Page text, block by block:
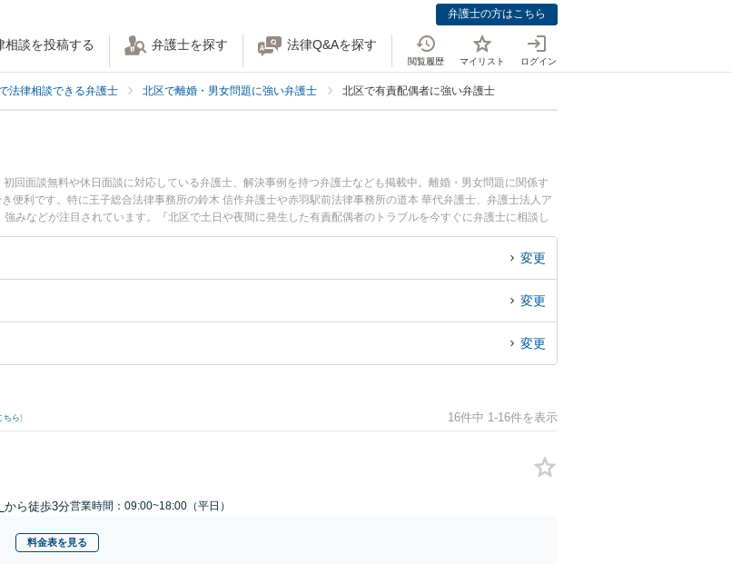
弁護士の方はこちら
相談を投稿する 弁護士を探す 法律Q&Aを探す
閲覧履歴 マイリスト ログイン
法律相談できる弁護士 北区で離婚・男女問題に強い弁護士 北区で有責配偶者に強い弁護士
回面談無料や休日面談に対応している弁護士、解決事例を持つ弁護士なども掲載中。離婚・男女問題に関係す
便利です。特に王子総合法律事務所の鈴木 信作弁護士や赤羽駅前法律事務所の道本 華代弁護士、弁護士法人ア
みなどが注目されています。『北区で土日や夜間に発生した有責配偶者のトラブルを今すぐに弁護士に相談し
索したい』『初回相談無料で有責配偶者を法律相談できる北区内の弁護士に相談予約したい』などでお困りの相
変更
変更
変更
ちら) 16件中 1-16件を表示
から徒歩3分営業時間：09:00~18:00（平日）
料金表を見る